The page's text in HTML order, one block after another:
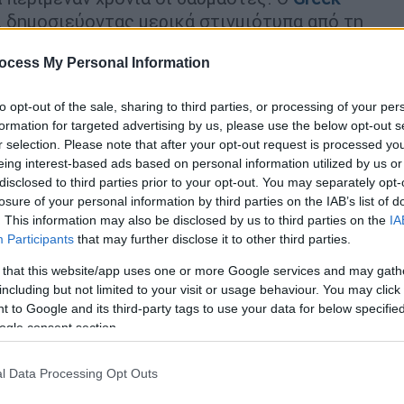
My Personal Information
opt-out of the sale, sharing to third parties, or processing of your
for targeted advertising by us, please use the below opt-out
selection. Please note that after your opt-out request is processed
interest-based ads based on personal information utilized by us
to third parties prior to your opt-out. You may separately
of your personal information by third parties on the IAB’s list of
This information may also be disclosed by us to third parties on the
Participants that may further disclose it to other third parties.
that this website/app uses one or more Google services and may
but not limited to your visit or usage behaviour. You may
to Google and its third-party tags to use your data for below
consent section.
Data Processing Opt Outs
μερικά στιγμιότυπα από τη
με τον Νίκο Γκάλη, ενώ στην
αλλά και ο Θανάσης Αντετοκούνμπο.
ασχολούνται με το μπάσκετ στην
μάτια του.. Τι βραδιά 🔥 Nick the Greek x
στη λεζάντα ο Αντετοκούνμπο.
εκατομμύριο like.